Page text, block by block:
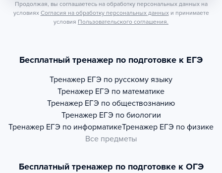
Продолжая, вы соглашаетесь на обработку персональных данных на
условиях Согласия на обработку персональных данных и принимаете
условия Пользовательского соглашения.
Бесплатный тренажер по подготовке к ЕГЭ
Тренажер ЕГЭ по русскому языку
Тренажер ЕГЭ по математике
Тренажер ЕГЭ по обществознанию
Тренажер ЕГЭ по биологии
Тренажер ЕГЭ по информатикеТренажер ЕГЭ по физике
Все предметы
Бесплатный тренажер по подготовке к ОГЭ